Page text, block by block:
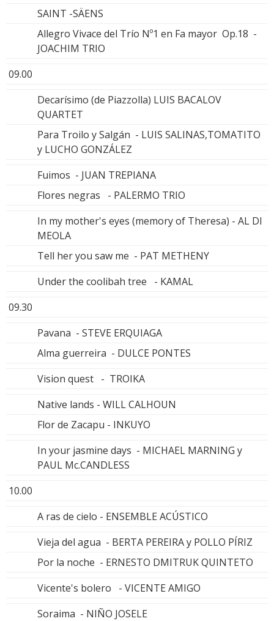
SAINT -SÄENS
Allegro Vivace del Trío Nº1 en Fa mayor Op.18 -
JOACHIM TRIO
09.00
Decarísimo (de Piazzolla) LUIS BACALOV
QUARTET
Para Troilo y Salgán - LUIS SALINAS,TOMATITO
y LUCHO GONZÁLEZ
Fuimos - JUAN TREPIANA
Flores negras - PALERMO TRIO
In my mother's eyes (memory of Theresa) - AL DI
MEOLA
Tell her you saw me - PAT METHENY
Under the coolibah tree - KAMAL
09.30
Pavana - STEVE ERQUIAGA
Alma guerreira - DULCE PONTES
Vision quest - TROIKA
Native lands - WILL CALHOUN
Flor de Zacapu - INKUYO
In your jasmine days - MICHAEL MARNING y
PAUL Mc.CANDLESS
10.00
A ras de cielo - ENSEMBLE ACÚSTICO
Vieja del agua - BERTA PEREIRA y POLLO PÍRIZ
Por la noche - ERNESTO DMITRUK QUINTETO
Vicente's bolero - VICENTE AMIGO
Soraima - NIÑO JOSELE